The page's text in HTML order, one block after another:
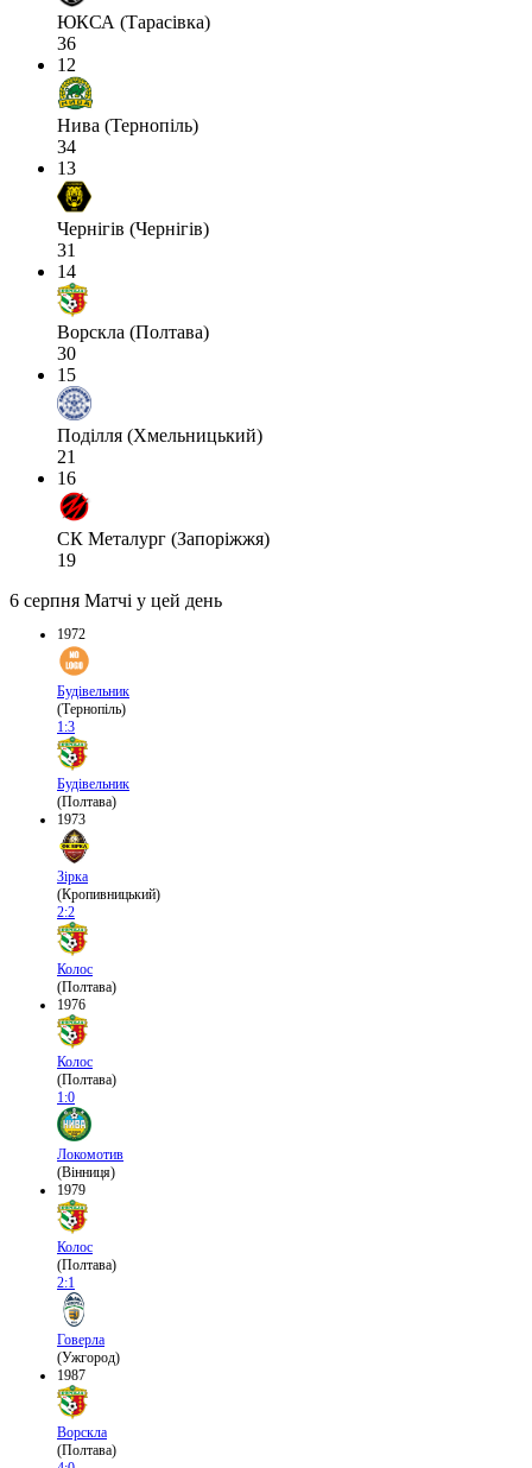
ЮКСА (Тарасівка)
36
12
Нива (Тернопіль)
34
13
Чернігів (Чернігів)
31
14
Ворскла (Полтава)
30
15
Поділля (Хмельницький)
21
16
СК Металург (Запоріжжя)
19
6 серпня Матчі у цей день
1972
Будівельник
(Тернопіль)
1:3
Будівельник
(Полтава)
1973
Зірка
(Кропивницький)
2:2
Колос
(Полтава)
1976
Колос
(Полтава)
1:0
Локомотив
(Вінниця)
1979
Колос
(Полтава)
2:1
Говерла
(Ужгород)
1987
Ворскла
(Полтава)